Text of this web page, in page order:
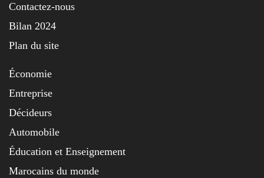
Contactez-nous
Bilan 2024
Plan du site
Économie
Entreprise
Décideurs
Automobile
Éducation et Enseignement
Marocains du monde